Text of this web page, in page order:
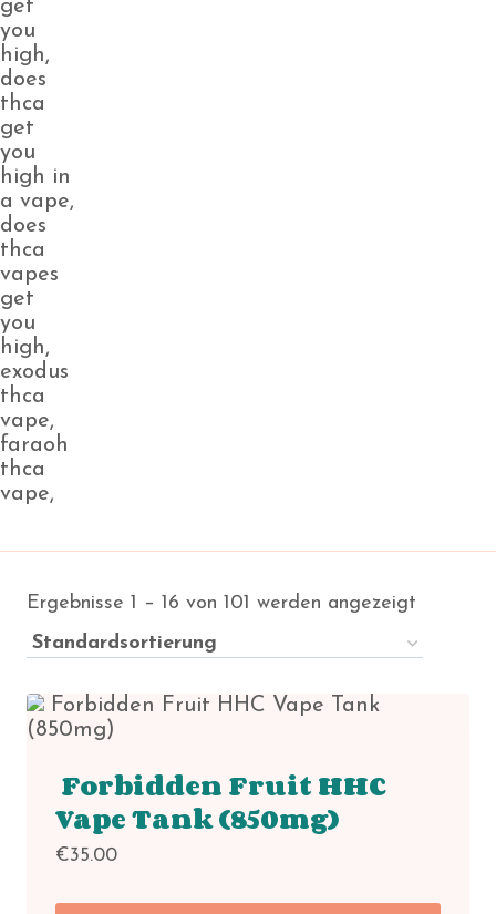
Ergebnisse 1 – 16 von 101 werden angezeigt
Forbidden Fruit HHC
Vape Tank (850mg)
€35.00